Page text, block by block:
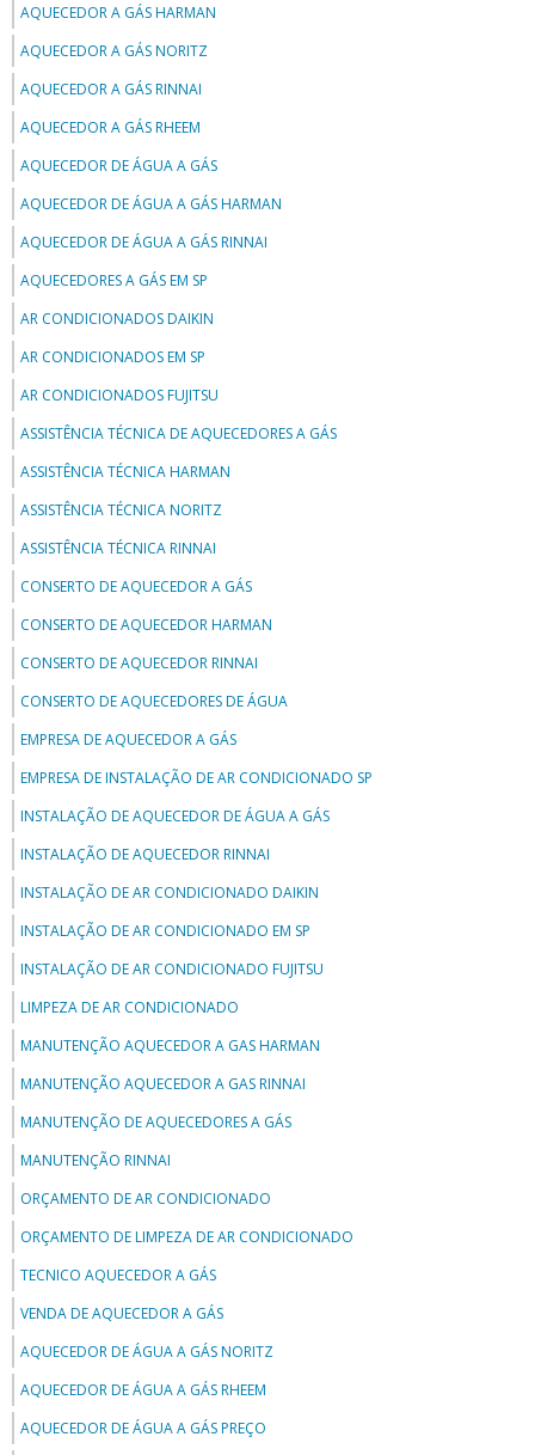
AQUECEDOR A GÁS HARMAN
AQUECEDOR A GÁS NORITZ
AQUECEDOR A GÁS RINNAI
AQUECEDOR A GÁS RHEEM
AQUECEDOR DE ÁGUA A GÁS
AQUECEDOR DE ÁGUA A GÁS HARMAN
AQUECEDOR DE ÁGUA A GÁS RINNAI
AQUECEDORES A GÁS EM SP
AR CONDICIONADOS DAIKIN
AR CONDICIONADOS EM SP
AR CONDICIONADOS FUJITSU
ASSISTÊNCIA TÉCNICA DE AQUECEDORES A GÁS
ASSISTÊNCIA TÉCNICA HARMAN
ASSISTÊNCIA TÉCNICA NORITZ
ASSISTÊNCIA TÉCNICA RINNAI
CONSERTO DE AQUECEDOR A GÁS
CONSERTO DE AQUECEDOR HARMAN
CONSERTO DE AQUECEDOR RINNAI
CONSERTO DE AQUECEDORES DE ÁGUA
EMPRESA DE AQUECEDOR A GÁS
EMPRESA DE INSTALAÇÃO DE AR CONDICIONADO SP
INSTALAÇÃO DE AQUECEDOR DE ÁGUA A GÁS
INSTALAÇÃO DE AQUECEDOR RINNAI
INSTALAÇÃO DE AR CONDICIONADO DAIKIN
INSTALAÇÃO DE AR CONDICIONADO EM SP
INSTALAÇÃO DE AR CONDICIONADO FUJITSU
LIMPEZA DE AR CONDICIONADO
MANUTENÇÃO AQUECEDOR A GAS HARMAN
MANUTENÇÃO AQUECEDOR A GAS RINNAI
MANUTENÇÃO DE AQUECEDORES A GÁS
MANUTENÇÃO RINNAI
ORÇAMENTO DE AR CONDICIONADO
ORÇAMENTO DE LIMPEZA DE AR CONDICIONADO
TECNICO AQUECEDOR A GÁS
VENDA DE AQUECEDOR A GÁS
AQUECEDOR DE ÁGUA A GÁS NORITZ
AQUECEDOR DE ÁGUA A GÁS RHEEM
AQUECEDOR DE ÁGUA A GÁS PREÇO